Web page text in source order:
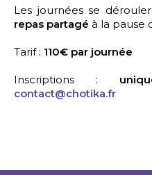
Les journées se
repas partagé à la pause
Tarif : 110€ par journée
Inscriptions :
contact@chotika.fr